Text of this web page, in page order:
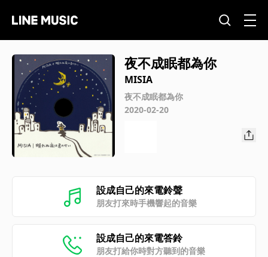
夜不成眠都為你
MISIA
夜不成眠都為你
2020-02-20
設成自己的來電鈴聲
朋友打來時手機響起的音樂
設成自己的來電答鈴
朋友打給你時對方聽到的音樂